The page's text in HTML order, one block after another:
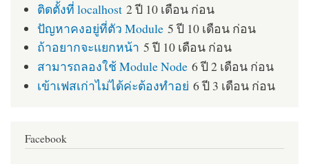
ติดตั้งที่ localhost 2 ปี 10 เดือน ก่อน
ปัญหาคงอยู่ที่ตัว Module 5 ปี 10 เดือน ก่อน
ถ้าอยากจะแยกหน้า 5 ปี 10 เดือน ก่อน
สามารถลองใช้ Module Node 6 ปี 2 เดือน ก่อน
เข้าเฟสเก่าไม่ได้ค่ะต้องทำอย่ 6 ปี 3 เดือน ก่อน
Facebook